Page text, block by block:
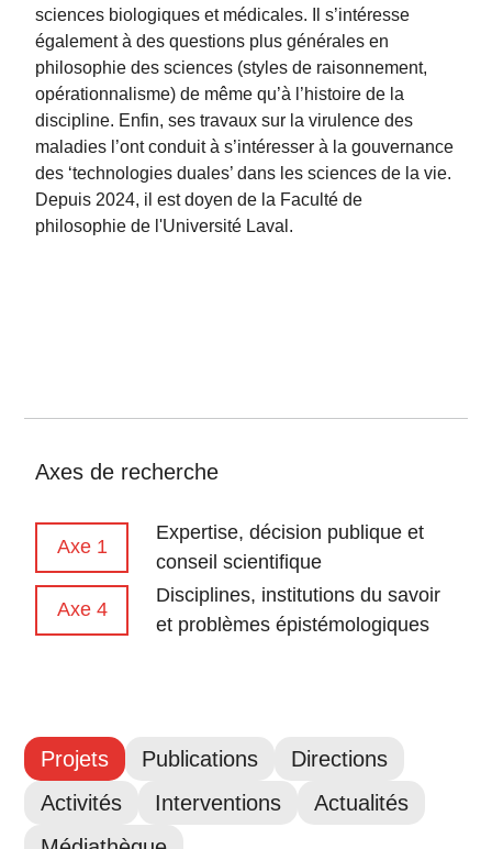
sciences biologiques et médicales. Il s’intéresse
également à des questions plus générales en
philosophie des sciences (styles de raisonnement,
opérationnalisme) de même qu’à l’histoire de la
discipline. Enfin, ses travaux sur la virulence des
maladies l’ont conduit à s’intéresser à la gouvernance
des ‘technologies duales’ dans les sciences de la vie.
Depuis 2024, il est doyen de la Faculté de
philosophie de l'Université Laval.
Axes de recherche
Axe 1
Expertise, décision publique et
conseil scientifique
Axe 4
Disciplines, institutions du savoir
et problèmes épistémologiques
Projets Publications
Directions
Activités
Interventions
Actualités